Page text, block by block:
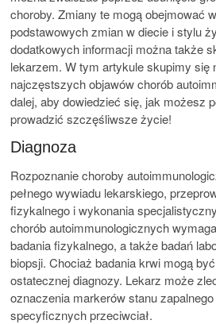
choroby. Zmiany te mogą obejmować
podstawowych zmian w diecie i stylu
dodatkowych informacji można także
lekarzem. W tym artykule skupimy się
najczęstszych objawów chorób
dalej, aby dowiedzieć się, jak możesz
prowadzić szczęśliwsze życie!
Diagnoza
Rozpoznanie choroby
pełnego wywiadu lekarskiego,
fizykalnego i wykonania
chorób autoimmunologicznych
badania fizykalnego, a także badań
biopsji. Chociaż badania krwi mogą
ostatecznej diagnozy. Lekarz może
oznaczenia markerów stanu
specyficznych przeciwciał.